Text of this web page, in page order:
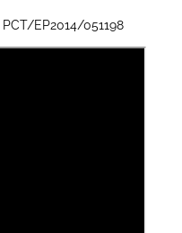
PCT/EP2014/051198